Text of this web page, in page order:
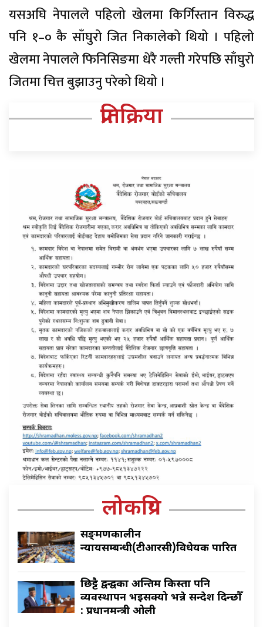
यसअघि नेपालले पहिलो खेलमा किर्गिस्तान विरुद्ध
पनि १–० कै साँघुरो जित निकालेको थियो । पहिलो
खेलमा नेपालले फिनिसिङमा धेरै गल्ती गरेपछि साँघुरो
जितमा चित्त बुझाउनु परेको थियो ।
प्रतिक्रिया
लोकप्रिय
सङ्क्रमणकालीन
न्यायसम्बन्धी(टीआरसी)विधेयक पारित
छिट्टै द्वन्द्वका अन्तिम किस्ता पनि
व्यवस्थापन भइसक्यो भन्ने सन्देश दिन्छौँ
: प्रधानमन्त्री ओली